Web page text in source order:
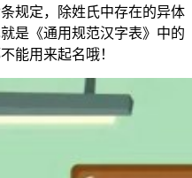
规定，除姓氏中存在的异体
是《通用规范汉字表》中的
能用来起名哦！